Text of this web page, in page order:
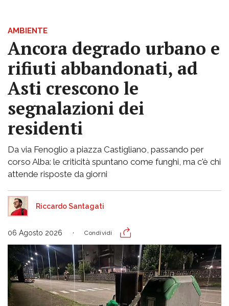
AMBIENTE
Ancora degrado urbano e
rifiuti abbandonati, ad
Asti crescono le
segnalazioni dei
residenti
Da via Fenoglio a piazza Castigliano, passando per
corso Alba: le criticità spuntano come funghi, ma c'è chi
attende risposte da giorni
Riccardo Santagati
06 Agosto 2026 Condividi